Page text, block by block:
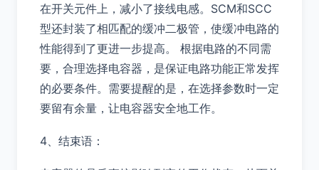
在开关元件上，减小了接线电感。SCM和SCC
型还封装了相匹配的缓冲二极管，使缓冲电路的
性能得到了更进一步提高。 根据电路的不同需
要，合理选择电容器，是保证电路功能正常发挥
的必要条件。需要提醒的是，在选择参数时一定
要留有余量，让电容器安全地工作。
4、结束语：